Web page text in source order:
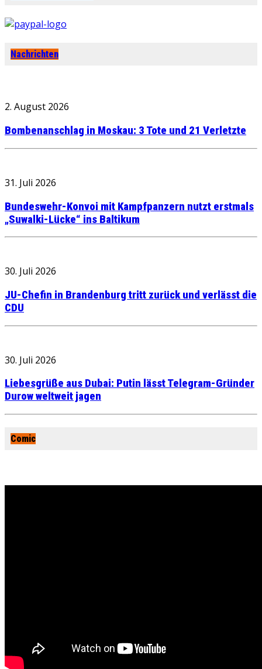
Nachrichten
2. August 2026
Bombenanschlag in Moskau: 3 Tote und 21 Verletzte
31. Juli 2026
Bundeswehr-Konvoi mit Kampfpanzern nutzt erstmals
„Suwalki-Lücke“ ins Baltikum
30. Juli 2026
JU-Chefin in Brandenburg tritt zurück und verlässt die
CDU
30. Juli 2026
Liebesgrüße aus Dubai: Putin lässt Telegram-Gründer
Durow weltweit jagen
Comic